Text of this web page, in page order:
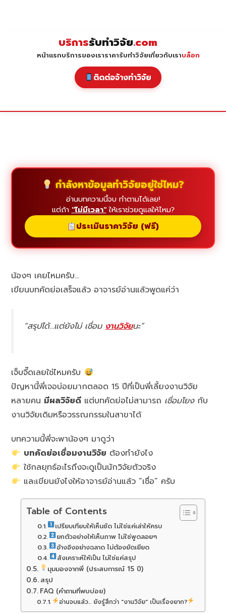
บริการรับทำวิจัย.com
หน้าแรกบริการของเราราคารับทำวิจัยเกี่ยวกับเราบล็อก
ติดต่อจ้างทำวิจัย
กำลังหาข้อมูลทำวิจัยอยู่ใช่ไหม?
อ่านบทความนี้จบ ทำตามได้เลย!
แต่ถ้า "ไม่มีเวลา"ให้เราช่วยดูแลให้ไหม?
ประเมินราคาวิจัย (ฟรี)
น้องๆ เคยไหมครับ…
เขียนบทคัดย่อเสร็จแล้ว อาจารย์อ่านแล้วพูดแค่ว่า
“สรุปได้…แต่ยังไม่ เชื่อม งานวิจัยนะ”
เจ็บจี๊ดเลยใช่ไหมครับ
ปัญหานี้พี่เจอบ่อยมากตลอด 15 ปีที่เป็นพี่เลี้ยงงานวิจัย
หลายคน มีผลวิจัยดี แต่บทคัดย่อไม่สามารถ เชื่อมโยงกับ
งานวิจัยเดิมหรือวรรณกรรมในสาขาได้
บทความนี้พี่จะพาน้องๆ มาดูว่า
บทคัดย่อเชื่อมงานวิจัย ต้องทำยังไง
ใช้กลยุทธ์อะไรถึงจะดูเป็นนักวิจัยตัวจริง
และเขียนยังไงให้อาจารย์อ่านแล้ว “เชื่อ” ครับ
Table of Contents
เปรียบเทียบให้เห็นชัด ไม่ใช่แค่เล่าให้ครบ
ยกตัวอย่างให้เห็นภาพ ไม่ใช่พูดลอยๆ
อ้างอิงอย่างฉลาด ไม่ต้องยัดเยียด
สังเคราะห์ให้เป็น ไม่ใช่แค่สรุป
มุมมองจากพี่ (ประสบการณ์ 15 ปี)
สรุป
FAQ (คำถามที่พบบ่อย)
อ่านจบแล้ว... ยังรู้สึกว่า "งานวิจัย" เป็นเรื่องยาก?